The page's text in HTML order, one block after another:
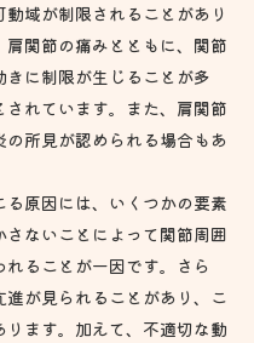
域が制限されることがあり
関節の痛みとともに、関節
に制限が生じることが多
されています。また、肩関節
所見が認められる場合もあ
原因には、いくつかの要素
ないことによって関節周囲
ることが一因です。さら
が見られることがあり、こ
ます。加えて、不適切な動